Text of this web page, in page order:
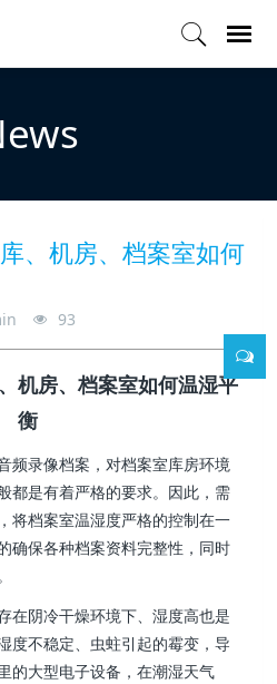
、机房、档案室如何
93
机房、档案室如何温湿平
衡
频录像档案，对档案室库房环境
都是有着严格的要求。因此，需
将档案室温湿度严格的控制在一
确保各种档案资料完整性，同时
在阴冷干燥环境下、湿度高也是
度不稳定、虫蛀引起的霉变，导
的大型电子设备，在潮湿天气